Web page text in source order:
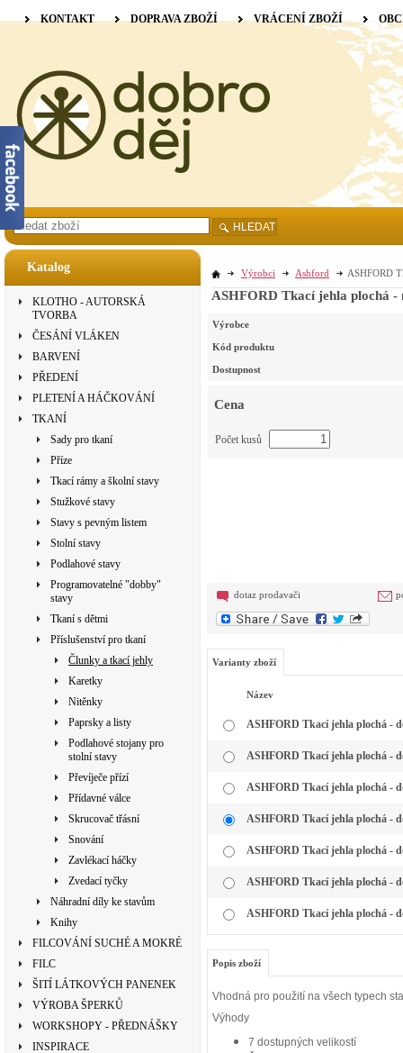
Katalog
KLOTHO - AUTORSKÁ
TVORBA
ČESÁNÍ VLÁKEN
BARVENÍ
PŘEDENÍ
PLETENÍ A HÁČKOVÁNÍ
TKANÍ
Sady pro tkaní
Příze
Tkací rámy a školní stavy
Stužkové stavy
Stavy s pevným listem
Stolní stavy
Podlahové stavy
Programovatelné "dobby"
stavy
Tkaní s dětmi
Příslušenství pro tkaní
Člunky a tkací jehly
Karetky
Nitěnky
Paprsky a listy
Podlahové stojany pro
stolní stavy
Převíječe přízí
Přídavné válce
Skrucovač třásní
Snování
Zavlékací háčky
Zvedací tyčky
Náhradní díly ke stavům
Knihy
FILCOVÁNÍ SUCHÉ A MOKRÉ
FILC
ŠITÍ LÁTKOVÝCH PANENEK
VÝROBA ŠPERKŮ
WORKSHOPY - PŘEDNÁŠKY
INSPIRACE
Výrobci Ashford ASHFORD
ASHFORD Tkací jehla plochá -
Výrobce
Kód produktu
Dostupnost
Cena
Počet kusů
dotaz prodavači
Varianty zboží
Název
ASHFORD Tkací jehla plochá -
ASHFORD Tkací jehla plochá -
ASHFORD Tkací jehla plochá -
ASHFORD Tkací jehla plochá -
ASHFORD Tkací jehla plochá -
ASHFORD Tkací jehla plochá -
ASHFORD Tkací jehla plochá -
Popis zboží
Vhodná pro použití na všech typech
Výhody
7 dostupných velikostí
KONTAKT DOPRAVA ZBOŽÍ VRÁCENÍ ZBOŽÍ
HLEDAT